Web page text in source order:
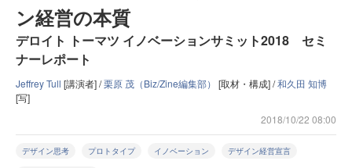
ン経営の本質
デロイト トーマツ イノベーションサミット2018 セミ
ナーレポート
Jeffrey Tull [講演者] /栗原 茂（Biz/Zine編集部） [取材・構成] /和久田 知博
[写]
2018/10/22 08:00
デザイン思考 プロトタイプ イノベーション デザイン経営宣言